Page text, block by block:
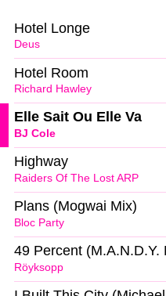
Deus
Hotel Longe
Richard Hawley
Hotel Room
BJ Cole
Elle Sait Ou Elle Va
Raiders Of The Lost ARP
Highway
Bloc Party
Plans (Mogwai Mix)
Röyksopp
49 Percent (M.A.N.D.Y.